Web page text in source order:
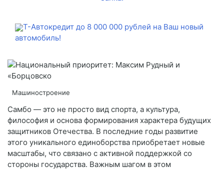
Т-Автокредит до 8 000 000 рублей на Ваш новый
автомобиль!
Машиностроение
Самбо — это не просто вид спорта, а культура,
философия и основа формирования характера будущих
защитников Отечества. В последние годы развитие
этого уникального единоборства приобретает новые
масштабы, что связано с активной поддержкой со
стороны государства. Важным шагом в этом